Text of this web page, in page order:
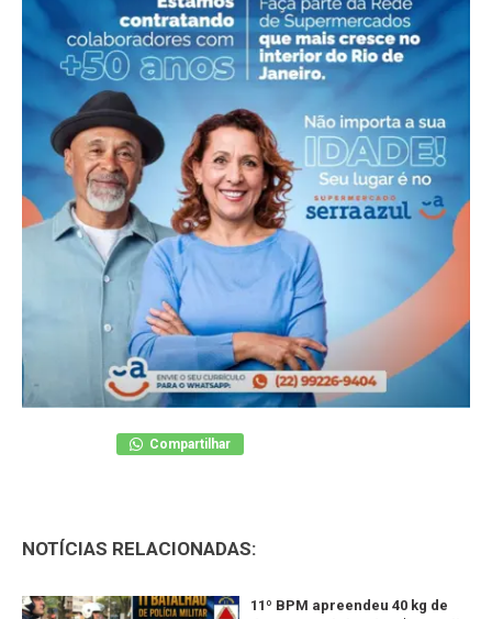
Compartilhar
NOTÍCIAS RELACIONADAS:
11º BPM apreendeu 40 kg de